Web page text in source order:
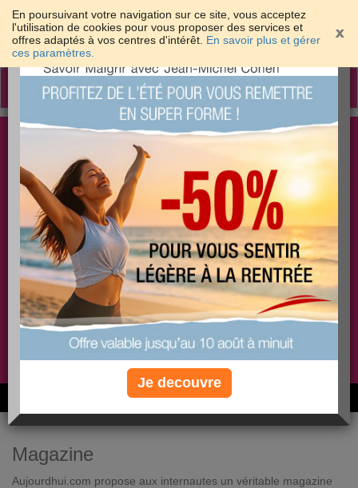
En poursuivant votre navigation sur ce site, vous acceptez
l'utilisation de cookies pour vous proposer des services et
offres adaptés à vos centres d'intérêt. En savoir plus et gérer
ces paramètres.
Toggle
Les meilleures solutions pour maigrir et être bien
dans sa peau
PLUS
EFFICACE
PLUS
SANTÉ
PLUS
COACHING
Non, je préfère le régime gratuit
6M de personnes ont maigri et réappris à manger avec nous
Magazine
Aujourdhui.com propose aux internautes un véritable magazine
×
Je decouvre